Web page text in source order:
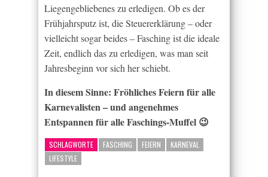
Liegengebliebenes zu erledigen. Ob es der
Frühjahrsputz ist, die Steuererklärung – oder
vielleicht sogar beides – Fasching ist die ideale
Zeit, endlich das zu erledigen, was man seit
Jahresbeginn vor sich her schiebt.
In diesem Sinne: Fröhliches Feiern für alle
Karnevalisten – und angenehmes
Entspannen für alle Faschings-Muffel 😉
SCHLAGWORTE FASCHING FEIERN
KARNEVAL
LIFESTYLE